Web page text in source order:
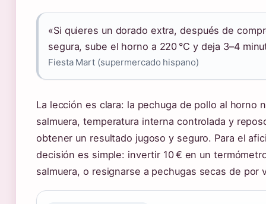
«Si quieres un dorado extra, después de
segura, sube el horno a 220 °C y deja 3–4
Fiesta Mart (supermercado hispano)
La lección es clara: la pechuga de pollo al horno
salmuera, temperatura interna controlada y
obtener un resultado jugoso y seguro. Para el
decisión es simple: invertir 10 € en un
salmuera, o resignarse a pechugas secas de por